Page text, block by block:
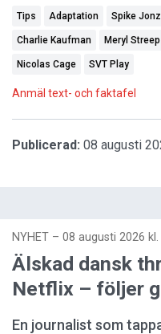
Tips Adaptation Spike
Charlie Kaufman Meryl Streep
Nicolas Cage SVT Play
Anmäl text- och faktafel
Publicerad: 08 augusti
NYHET – 08 augusti 2026 kl.
Älskad dansk
Netflix – följer
En journalist som